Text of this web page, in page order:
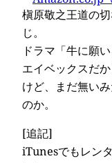
槇原敬之王道の
じ。
ドラマ「牛に願
エイベックスだ
けど、まだ無い
のか。
[追記]
iTunesでもレン